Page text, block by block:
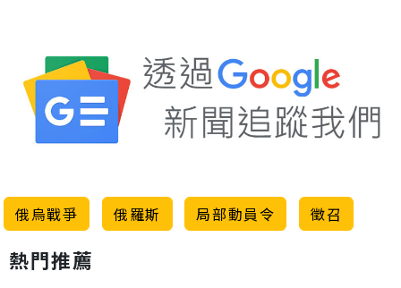
俄烏戰爭 俄羅斯 局部動員令 徵召
熱門推薦